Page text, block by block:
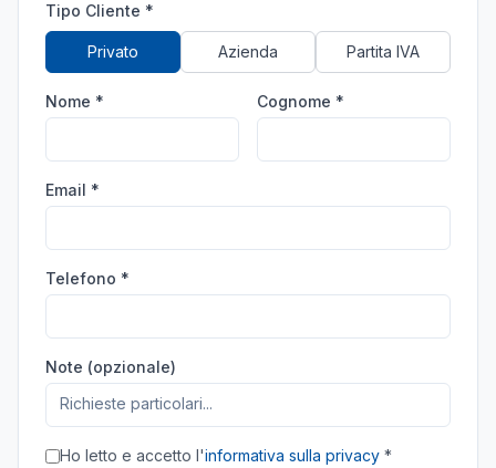
Tipo Cliente *
Privato Azienda Partita IVA
Nome * Cognome *
Email *
Telefono *
Note (opzionale)
Ho letto e accetto l'informativa sulla privacy *